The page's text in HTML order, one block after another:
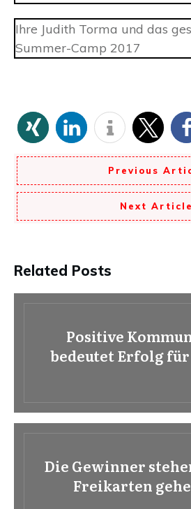
Ihre Judith Torma und das
Summer-Camp 2017
Previous
Next Article
Related Posts
Positive
bedeutet Erfolg
Die Gewinner
Freikarten